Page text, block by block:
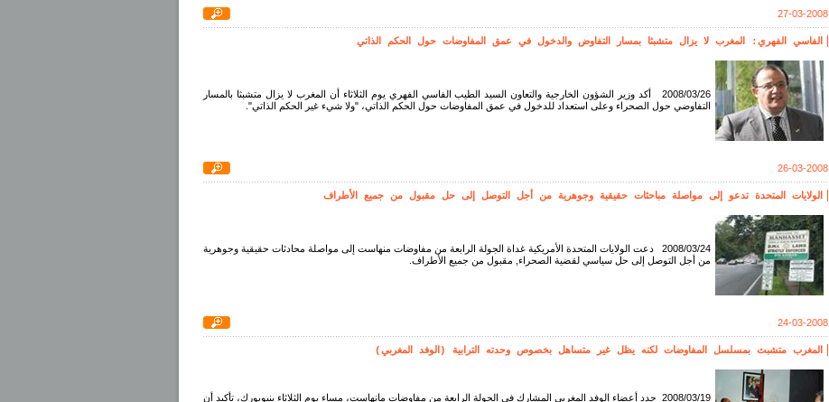
27-03-2008
الفاسي الفهري: المغرب لا يزال متشبثا بمسار التفاوض والدخول في عمق المفاوضات حول الحكم الذاتي
2008/03/26 أكد وزير الشؤون الخارجية والتعاون السيد الطيب الفاسي الفهري يوم الثلاثاء أن المغرب لا يزال متشبثا بالمسار
التفاوضي حول الصحراء وعلى استعداد للدخول في عمق المفاوضات حول الحكم الذاتي، "ولا شيء غير الحكم الذاتي".
26-03-2008
الولايات المتحدة تدعو إلى مواصلة مباحثات حقيقية وجوهرية من أجل التوصل إلى حل مقبول من جميع الأطراف
2008/03/24 دعت الولايات المتحدة الأمريكية غداة الجولة الرابعة من مفاوضات منهاست إلى مواصلة محادثات حقيقية وجوهرية
من أجل التوصل إلى حل سياسي لقضية الصحراء, مقبول من جميع الأطراف.
24-03-2008
المغرب متشبث بمسلسل المفاوضات لكنه يظل غير متساهل بخصوص وحدته الترابية (الوفد المغربي)
2008/03/19 جدد أعضاء الوفد المغربي المشارك في الجولة الرابعة من مفاوضات مانهاست، مساء يوم الثلاثاء بنيويورك، تأكيد أن